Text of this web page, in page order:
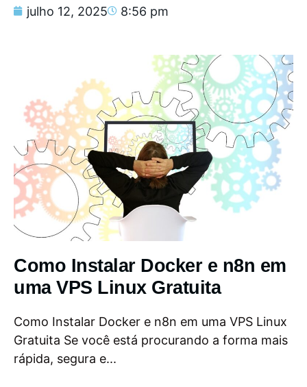
julho 12, 2025 8:56 pm
Como Instalar Docker e n8n em
uma VPS Linux Gratuita
Como Instalar Docker e n8n em uma VPS Linux
Gratuita Se você está procurando a forma mais
rápida, segura e...